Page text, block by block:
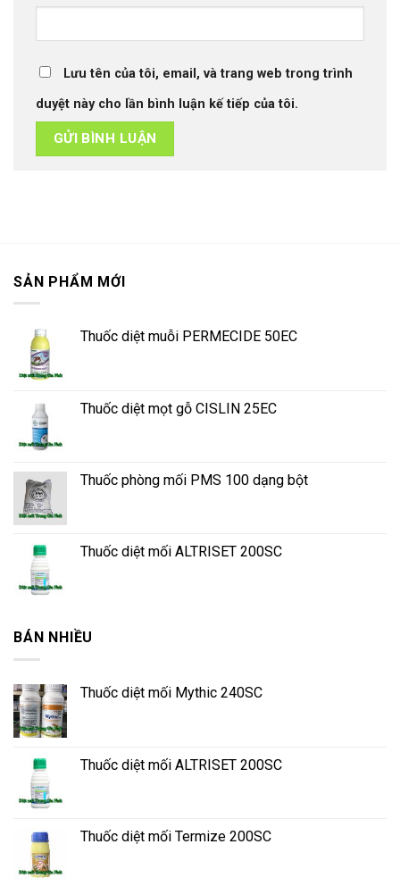
Lưu tên của tôi, email, và trang web trong trình
duyệt này cho lần bình luận kế tiếp của tôi.
SẢN PHẨM MỚI
Thuốc diệt muỗi PERMECIDE 50EC
Thuốc diệt mọt gỗ CISLIN 25EC
Thuốc phòng mối PMS 100 dạng bột
Thuốc diệt mối ALTRISET 200SC
BÁN NHIỀU
Thuốc diệt mối Mythic 240SC
Thuốc diệt mối ALTRISET 200SC
Thuốc diệt mối Termize 200SC